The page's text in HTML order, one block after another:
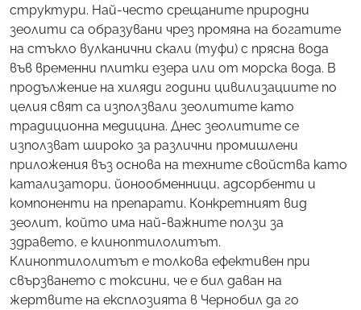
структури. Най-често срещаните природни
зеолити са образувани чрез промяна на богатите
на стъкло вулканични скали (туфи) с прясна вода
във временни плитки езера или от морска вода. В
продължение на хиляди години цивилизациите по
целия свят са използвали зеолитите като
традиционна медицина. Днес зеолитите се
използват широко за различни промишлени
приложения въз основа на техните свойства като
катализатори, йонообменници, адсорбенти и
компоненти на препарати. Конкретният вид
зеолит, който има най-важните ползи за
здравето, е клиноптилолитът.
Клиноптилолитът е толкова ефективен при
свързването с токсини, че е бил даван на
жертвите на експлозията в Чернобил да го